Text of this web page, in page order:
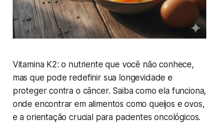
Vitamina K2: o nutriente que você não conhece,
mas que pode redefinir sua longevidade e
proteger contra o câncer. Saiba como ela funciona,
onde encontrar em alimentos como queijos e ovos,
e a orientação crucial para pacientes oncológicos.